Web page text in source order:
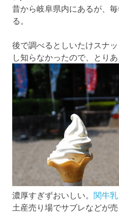
昔から岐阜県内にあるが、
る。
後で調べるとしいたけスナ
し知らなかったので、とりあ
濃厚すぎずおいしい。 関牛乳
土産売り場でサブレなどが